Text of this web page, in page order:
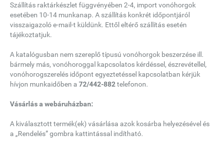
Szállítás raktárkészlet függvényében 2-4, import vonóhorgok
esetében 10-14 munkanap. A szállítás konkrét időpontjáról
visszaigazoló e-mail-t küldünk. Ettől eltérő szállítás esetén
tájékoztatjuk.
A katalógusban nem szereplő típusú vonóhorgok beszerzése ill.
bármely más, vonóhoroggal kapcsolatos kérdéssel, észrevétellel,
vonóhorogszerelés időpont egyeztetéssel kapcsolatban kérjük
hívjon munkaidőben a 72/442-882telefonon.
Vásárlás a webáruházban:
A kiválasztott termék(ek) vásárlása azok kosárba helyezésével és
a „Rendelés” gombra kattintással indítható.